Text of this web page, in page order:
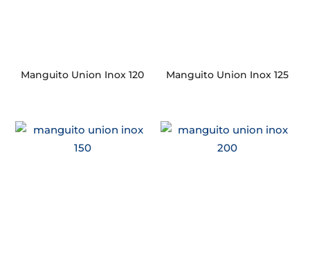
Manguito Union Inox 120 Manguito Union Inox 125